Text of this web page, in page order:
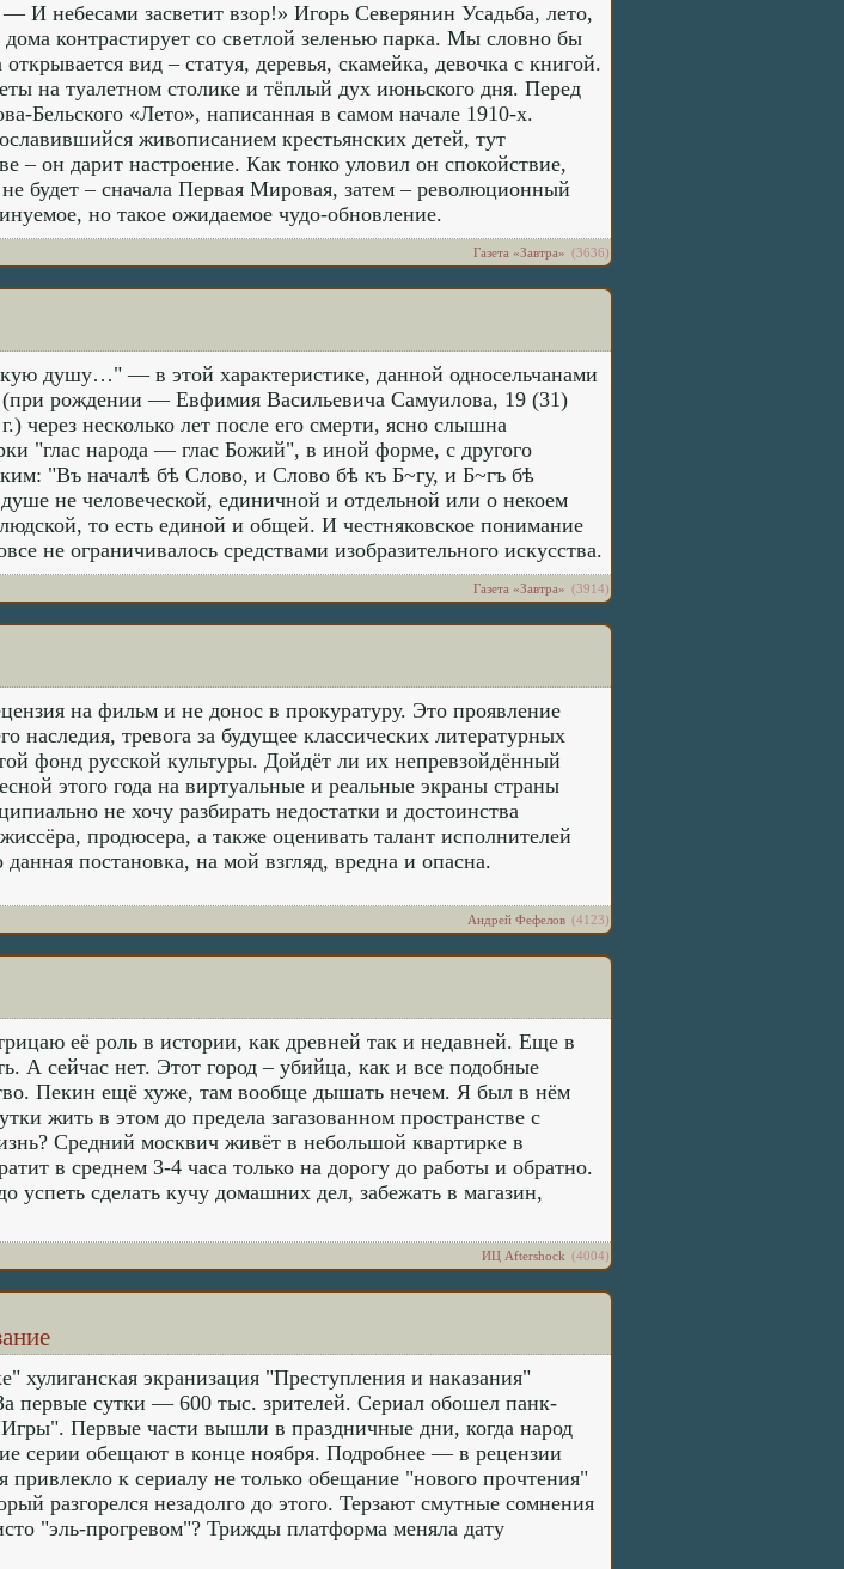
И небесами засветит взор!» Игорь Северянин Усадьба, лето,
контрастирует со светлой зеленью парка. Мы словно бы
вид – статуя, деревья, скамейка, девочка с книгой.
на туалетном столике и тёплый дух июньского дня. Перед
Бельского «Лето», написанная в самом начале 1910-х.
живописанием крестьянских детей, тут
– он дарит настроение. Как тонко уловил он спокойствие,
не будет – сначала Первая Мировая, затем – революционный
но такое ожидаемое чудо-обновление.
Газета «Завтра» (3636)
душу…" — в этой характеристике, данной односельчанами
(при рождении — Евфимия Васильевича Самуилова, 19 (31)
через несколько лет после его смерти, ясно слышна
"глас народа — глас Божий", в иной форме, с другого
"Въ началѣ бѣ Слово, и Слово бѣ къ Б~гу, и Б~гъ бѣ
не человеческой, единичной и отдельной или о некоем
то есть единой и общей. И честняковское понимание
не ограничивалось средствами изобразительного искусства.
Газета «Завтра» (3914)
на фильм и не донос в прокуратуру. Это проявление
наследия, тревога за будущее классических литературных
фонд русской культуры. Дойдёт ли их непревзойдённый
этого года на виртуальные и реальные экраны страны
не хочу разбирать недостатки и достоинства
продюсера, а также оценивать талант исполнителей
постановка, на мой взгляд, вредна и опасна.
Андрей Фефелов (4123)
её роль в истории, как древней так и недавней. Еще в
А сейчас нет. Этот город – убийца, как и все подобные
Пекин ещё хуже, там вообще дышать нечем. Я был в нём
жить в этом до предела загазованном пространстве с
Средний москвич живёт в небольшой квартирке в
в среднем 3-4 часа только на дорогу до работы и обратно.
успеть сделать кучу домашних дел, забежать в магазин,
ИЦ Aftershock (4004)
хулиганская экранизация "Преступления и наказания"
первые сутки — 600 тыс. зрителей. Сериал обошел панк-
Первые части вышли в праздничные дни, когда народ
серии обещают в конце ноября. Подробнее — в рецензии
к сериалу не только обещание "нового прочтения"
разгорелся незадолго до этого. Терзают смутные сомнения
"эль-прогревом"? Трижды платформа меняла дату